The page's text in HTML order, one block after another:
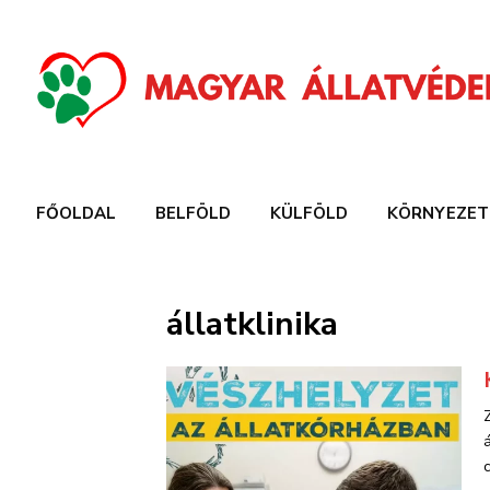
FŐOLDAL BELFÖLD KÜLFÖLD KÖRNYEZET
állatklinika